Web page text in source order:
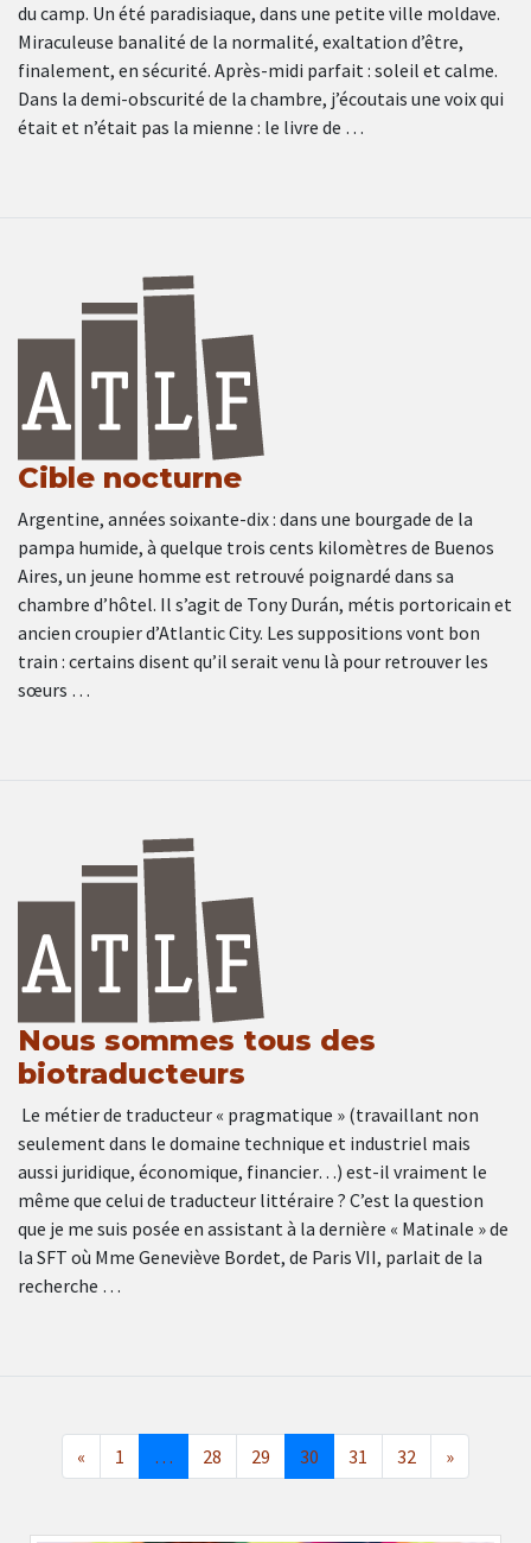
du camp. Un été paradisiaque, dans une petite ville moldave.
Miraculeuse banalité de la normalité, exaltation d’être,
finalement, en sécurité. Après-midi parfait : soleil et calme.
Dans la demi-obscurité de la chambre, j’écoutais une voix qui
était et n’était pas la mienne : le livre de …
Cible nocturne
Argentine, années soixante-dix : dans une bourgade de la
pampa humide, à quelque trois cents kilomètres de Buenos
Aires, un jeune homme est retrouvé poignardé dans sa
chambre d’hôtel. Il s’agit de Tony Durán, métis portoricain et
ancien croupier d’Atlantic City. Les suppositions vont bon
train : certains disent qu’il serait venu là pour retrouver les
sœurs …
Nous sommes tous des
biotraducteurs
Le métier de traducteur « pragmatique » (travaillant non
seulement dans le domaine technique et industriel mais
aussi juridique, économique, financier…) est-il vraiment le
même que celui de traducteur littéraire ? C’est la question
que je me suis posée en assistant à la dernière « Matinale » de
la SFT où Mme Geneviève Bordet, de Paris VII, parlait de la
recherche …
« 1 … 28 29 30 31 32 »